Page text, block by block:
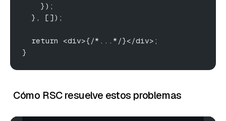
    });
  }, []);
  return <div>{/*...*/}</div>;
}
Cómo RSC resuelve estos problemas